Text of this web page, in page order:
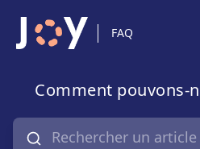
FAQ
Comment pouvons-